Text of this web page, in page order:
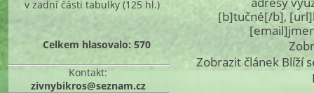
v zadní části tabulky (125 hl.)
Celkem hlasovalo: 570
Kontakt:
zivnybikros@seznam.cz
[b]tučné[/b],
Zobrazit článek Blíží